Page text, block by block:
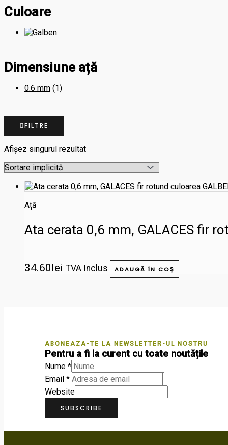
Culoare
Dimensiune ață
0.6 mm (1)
FILTRE
Afișez singurul rezultat
Ață
Ata cerata 0,6 mm, GALACES fir
34.60lei TVA Inclus ADAUGĂ ÎN COȘ
ABONEAZA-TE LA NEWSLETTER-UL NOSTRU
Pentru a fi la curent cu toate noutățile
Nume *
Email *
Website
SUBSCRIBE